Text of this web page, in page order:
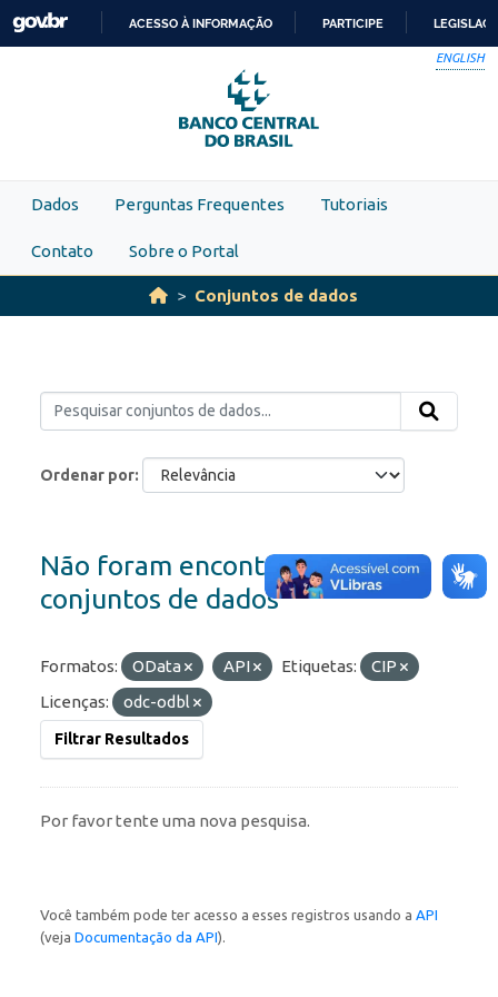
Skip to main content
PARA
O
CONTEÚDO
ACESSO À INFORMAÇÃO PARTICIPE
ENGLISH
Dados Perguntas Frequentes Tutoriais
Contato Sobre o Portal
Conjuntos de dados
Ordenar por
Não foram encontrados
conjuntos de dados
Formatos: OData API Etiquetas:
CIP
Licenças:
odc-odbl
Filtrar Resultados
Por favor tente uma nova pesquisa.
Você também pode ter acesso a esses registros usando a API
(veja Documentação da API).